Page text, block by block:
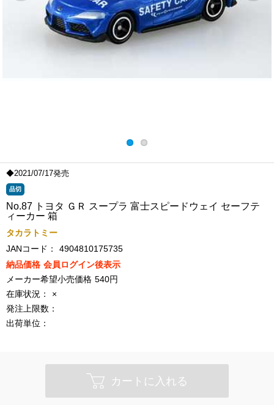
Previous
◆2021/07/17発売
品切
No.87 トヨタ ＧＲ スープラ 富士スピードウェイ セーフテ
ィーカー 箱
タカラトミー
JANコード：
4904810175735
納品価格 会員ログイン後表示
メーカー希望小売価格 540円
在庫状況：
×
発注上限数：
出荷単位：
カートに入れる